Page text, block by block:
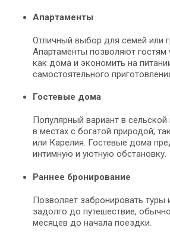
Апартаменты
Отличный выбор для семей или
Апартаменты позволяют гостям
как дома и экономить на
самостоятельного
Гостевые дома
Популярный вариант в
в местах с богатой природой,
или Карелия. Гостевые дома
интимную и уютную обстановку.
Раннее бронирование
Позволяет забронировать туры
задолго до путешествие,
месяцев до начала поездки.